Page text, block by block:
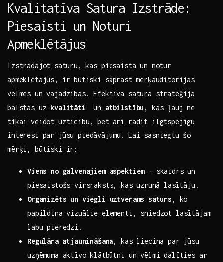
Kvalitatīva ​Satura Izstrāde:
Piesaisti un Noturi
Apmeklētājus
Izstrādājot⁣ saturu,⁢ kas piesaista un notur
apmeklētājus, ir ⁣būtiski saprast ⁣mērķauditorijas⁢
vēlmes un vajadzības.⁤ Efektīva satura stratēģija⁢
balstās uz kvalitāti ​ un⁤ atbilstību , kas ļauj ⁢ne
tikai veidot‌ uzticību, bet ⁣arī radīt ‍ilgtspējīgu
interesi par jūsu ​piedāvājumu.⁢ Lai sasniegtu⁤ šo⁢
mērķi, būtiski ir:
Viens no galvenajiem aspektiem– skaidrs un
piesaistošs virsraksts,⁤ kas ⁤uzrunā ⁣lasītāju.
Organizēts un viegli uztverams⁤ saturs , ko
papildina ​vizuālie elementi, sniedzot lasītājam
labu pieredzi.
Regulāra ⁢atjaunināšana, ​kas​ liecina par jūsu
uzņēmuma aktīvo ⁣klātbūtni un​ vēlmi dalīties‌ ar